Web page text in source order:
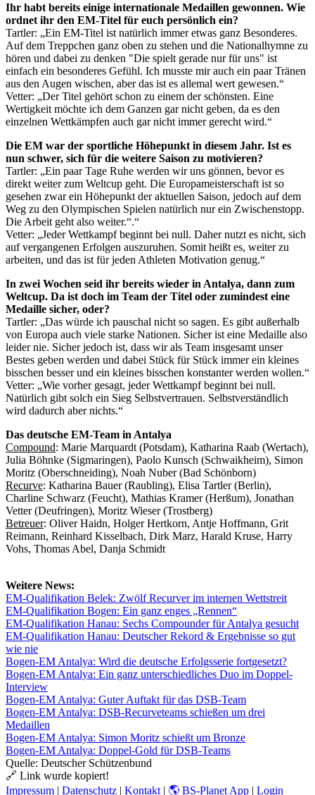
Ihr habt bereits einige internationale Medaillen gewonnen. Wie
ordnet ihr den EM-Titel für euch persönlich ein?
Tartler: „Ein EM-Titel ist natürlich immer etwas ganz Besonderes.
Auf dem Treppchen ganz oben zu stehen und die Nationalhymne zu
hören und dabei zu denken "Die spielt gerade nur für uns" ist
einfach ein besonderes Gefühl. Ich musste mir auch ein paar Tränen
aus den Augen wischen, aber das ist es allemal wert gewesen.“
Vetter: „Der Titel gehört schon zu einem der schönsten. Eine
Wertigkeit möchte ich dem Ganzen gar nicht geben, da es den
einzelnen Wettkämpfen auch gar nicht immer gerecht wird.“
Die EM war der sportliche Höhepunkt in diesem Jahr. Ist es
nun schwer, sich für die weitere Saison zu motivieren?
Tartler: „Ein paar Tage Ruhe werden wir uns gönnen, bevor es
direkt weiter zum Weltcup geht. Die Europameisterschaft ist so
gesehen zwar ein Höhepunkt der aktuellen Saison, jedoch auf dem
Weg zu den Olympischen Spielen natürlich nur ein Zwischenstopp.
Die Arbeit geht also weiter.“.“
Vetter: „Jeder Wettkampf beginnt bei null. Daher nutzt es nicht, sich
auf vergangenen Erfolgen auszuruhen. Somit heißt es, weiter zu
arbeiten, und das ist für jeden Athleten Motivation genug.“
In zwei Wochen seid ihr bereits wieder in Antalya, dann zum
Weltcup. Da ist doch im Team der Titel oder zumindest eine
Medaille sicher, oder?
Tartler: „Das würde ich pauschal nicht so sagen. Es gibt außerhalb
von Europa auch viele starke Nationen. Sicher ist eine Medaille also
leider nie. Sicher jedoch ist, dass wir als Team insgesamt unser
Bestes geben werden und dabei Stück für Stück immer ein kleines
bisschen besser und ein kleines bisschen konstanter werden wollen.“
Vetter: „Wie vorher gesagt, jeder Wettkampf beginnt bei null.
Natürlich gibt solch ein Sieg Selbstvertrauen. Selbstverständlich
wird dadurch aber nichts.“
Das deutsche EM-Team in Antalya
Compound: Marie Marquardt (Potsdam), Katharina Raab (Wertach),
Julia Böhnke (Sigmaringen), Paolo Kunsch (Schwaikheim), Simon
Moritz (Oberschneiding), Noah Nuber (Bad Schönborn)
Recurve: Katharina Bauer (Raubling), Elisa Tartler (Berlin),
Charline Schwarz (Feucht), Mathias Kramer (Herßum), Jonathan
Vetter (Deufringen), Moritz Wieser (Trostberg)
Betreuer: Oliver Haidn, Holger Hertkorn, Antje Hoffmann, Grit
Reimann, Reinhard Kisselbach, Dirk Marz, Harald Kruse, Harry
Vohs, Thomas Abel, Danja Schmidt
Weitere News:
EM-Qualifikation Belek: Zwölf Recurver im internen Wettstreit
EM-Qualifikation Bogen: Ein ganz enges „Rennen“
EM-Qualifikation Hanau: Sechs Compounder für Antalya gesucht
EM-Qualifikation Hanau: Deutscher Rekord & Ergebnisse so gut
wie nie
Bogen-EM Antalya: Wird die deutsche Erfolgsserie fortgesetzt?
Bogen-EM Antalya: Ein ganz unterschiedliches Duo im Doppel-
Interview
Bogen-EM Antalya: Guter Auftakt für das DSB-Team
Bogen-EM Antalya: DSB-Recurveteams schießen um drei
Medaillen
Bogen-EM Antalya: Simon Moritz schießt um Bronze
Bogen-EM Antalya: Doppel-Gold für DSB-Teams
Quelle: Deutscher Schützenbund
🔗 Link wurde kopiert!
Impressum | Datenschutz | Kontakt | 🌎 BS-Planet App | Login